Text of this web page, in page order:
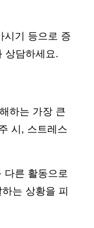
시기 등으로 증
상담하세요.
하는 가장 큰
시, 스트레스
다른 활동으로
는 상황을 피